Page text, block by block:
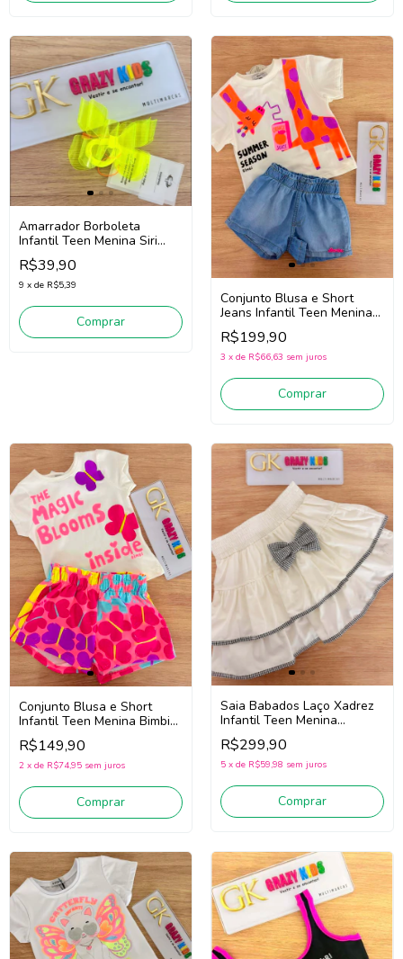
Amarrador Borboleta
Infantil Teen Menina Siri
Kids 43739 (Amarelo Neon)
R$39,90
9 x de R$5,39
Comprar
Conjunto Blusa e Short
Jeans Infantil Teen Menina
Bimbi Fb177 (Off
White/Jeans)
R$199,90
3 x de R$66,63 sem juros
Comprar
Conjunto Blusa e Short
Infantil Teen Menina Bimbi
Fb203 (Off White/Rosa)
R$149,90
2 x de R$74,95 sem juros
Comprar
Saia Babados Laço Xadrez
Infantil Teen Menina
Pituchinhus 30715 (Off
White)
R$299,90
5 x de R$59,98 sem juros
Comprar